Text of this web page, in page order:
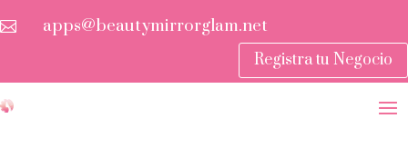
 apps@beautymirrorglam.net
Registra tu Negocio